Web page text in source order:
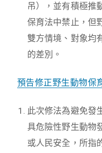
吊），並有積極推
保育法中禁止，但
雙方情境、對象均
的差別。
預告修正野生動物保
此次修法為避免發
具危險性野生動物
或人民安全，所指